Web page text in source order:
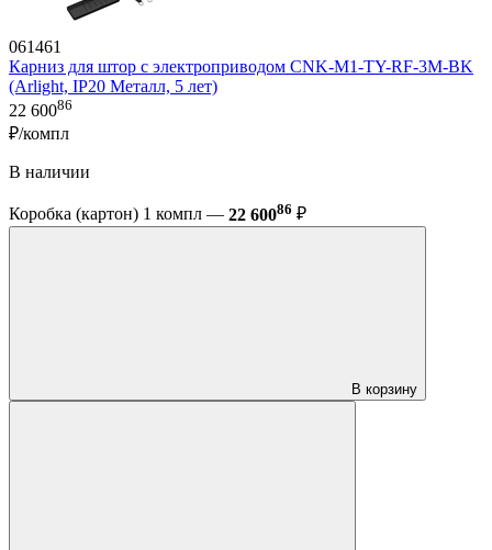
061461
Карниз для штор с электроприводом CNK-M1-TY-RF-3M-BK
(Arlight, IP20 Металл, 5 лет)
22 60086
₽/компл
В наличии
Коробка (картон) 1 компл — 22 60086 ₽
В корзину